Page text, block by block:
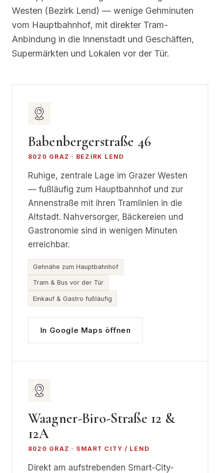
Westen (Bezirk Lend) — wenige Gehminuten
vom Hauptbahnhof, mit direkter Tram-
Anbindung in die Innenstadt und Geschäften,
Supermärkten und Lokalen vor der Tür.
Babenbergerstraße 46
8020 GRAZ · BEZIRK LEND
Ruhige, zentrale Lage im Grazer Westen
— fußläufig zum Hauptbahnhof und zur
Annenstraße mit ihren Tramlinien in die
Altstadt. Nahversorger, Bäckereien und
Gastronomie sind in wenigen Minuten
erreichbar.
Gehnähe zum Hauptbahnhof
Tram & Bus vor der Tür
Einkauf & Gastro fußläufig
In Google Maps öffnen
Waagner-Biro-Straße 12 &
12A
8020 GRAZ · SMART CITY / LEND
Direkt am aufstrebenden Smart-City-